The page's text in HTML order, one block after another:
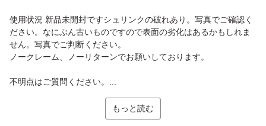
使用状況 新品未開封ですシュリンクの破れあり。写真でご確認く
ださい。なにぶん古いものですので表面の劣化はあるかもしれま
せん。写真でご判断ください。
ノークレーム、ノーリターンでお願いしております。
不明点はご質問ください。...
もっと読む